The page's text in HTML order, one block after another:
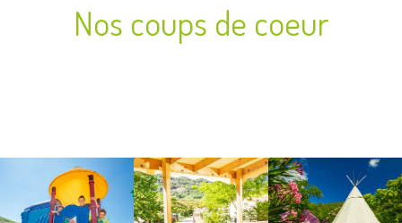
Nos coups de coeur